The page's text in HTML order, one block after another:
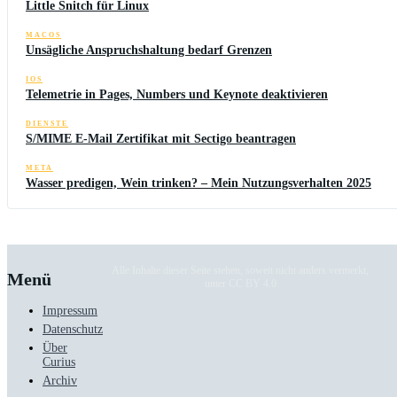
Little Snitch für Linux
MACOS
Unsägliche Anspruchshaltung bedarf Grenzen
IOS
Telemetrie in Pages, Numbers und Keynote deaktivieren
DIENSTE
S/MIME E-Mail Zertifikat mit Sectigo beantragen
META
Wasser predigen, Wein trinken? – Mein Nutzungsverhalten 2025
Menü
Impressum
Datenschutz
Über
Curius
Archiv